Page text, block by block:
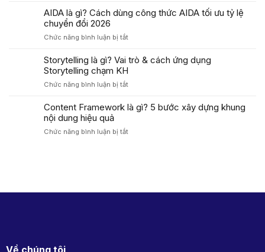
Tích,
Dụng
Marketing
Thức
PAS
Gì?
Áp
Lệ
Đổi
AIDA là gì? Cách dùng công thức AIDA tối ưu tỷ lệ
chuyển đổi 2026
Chức năng bình luận bị tắtở
là
dùng
thức
Storytelling là gì? Vai trò & cách ứng dụng
Storytelling chạm KH
Chức năng bình luận bị tắtở
là
gì?
trò
chạm
Content Framework là gì? 5 bước xây dựng khung
nội dung hiệu quả
Chức năng bình luận bị tắtở
bước